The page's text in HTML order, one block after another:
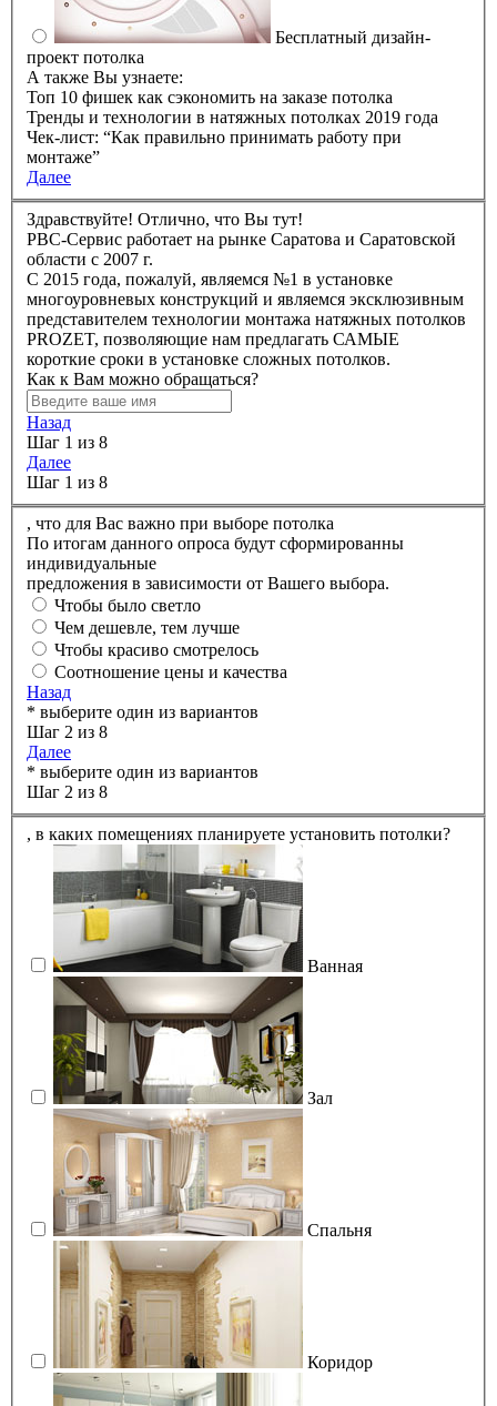
Бесплатный дизайн-
проект потолка
А также Вы узнаете:
Топ 10 фишек как сэкономить на заказе потолка
Тренды и технологии в натяжных потолках 2019 года
Чек-лист: “Как правильно принимать работу при
монтаже”
Далее
Здравствуйте! Отлично, что Вы тут!
РBC-Сервис работает на рынке Саратова и Саратовской
области с 2007 г.
C 2015 года, пожалуй, являемся №1 в установке
многоуровневых конструкций и являемся эксклюзивным
представителем технологии монтажа натяжных потолков
PROZET, позволяющие нам предлагать САМЫЕ
короткие сроки в установке сложных потолков.
Как к Вам можно обращаться?
Назад
Шаг 1 из 8
Далее
Шаг 1 из 8
, что для Вас важно при выборе потолка
По итогам данного опроса будут сформированны
индивидуальные
предложения в зависимости от Вашего выбора.
Чтобы было светло
Чем дешевле, тем лучше
Чтобы красиво смотрелось
Соотношение цены и качества
Назад
* выберите один из вариантов
Шаг 2 из 8
Далее
* выберите один из вариантов
Шаг 2 из 8
, в каких помещениях планируете установить потолки?
Ванная
Зал
Спальня
Коридор